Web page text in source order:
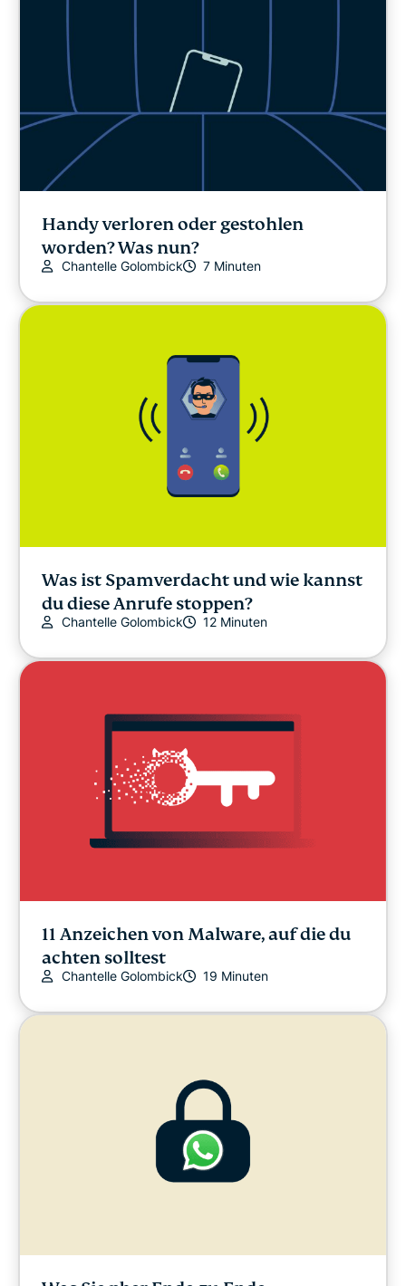
Handy verloren oder gestohlen
worden? Was nun?
Chantelle Golombick 7 Minuten
Was ist Spamverdacht und wie kannst
du diese Anrufe stoppen?
Chantelle Golombick 12 Minuten
11 Anzeichen von Malware, auf die du
achten solltest
Chantelle Golombick 19 Minuten